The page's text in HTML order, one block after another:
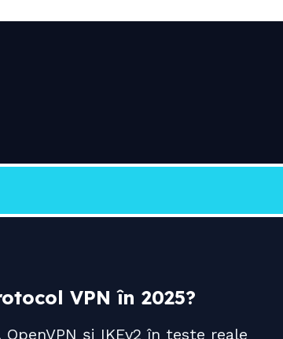
VPN în 2025?
și IKEv2 în teste reale